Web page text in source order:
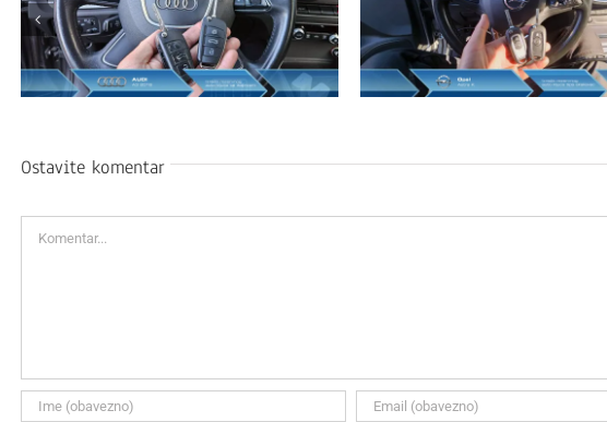
Ostavite komentar